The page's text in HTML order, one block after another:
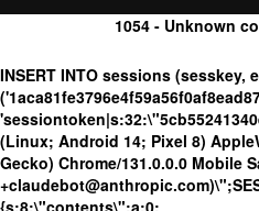
1054 - Unknown
INSERT INTO sessions (sesskey,
(Linux; Android 14; Pixel 8)
Gecko) Chrome/131.0.0.0 Mobile
{s:8:\"contents\";a:0: